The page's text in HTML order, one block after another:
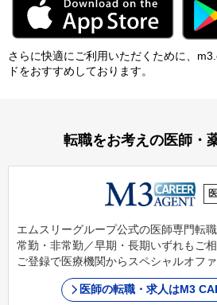
さらに快適にご利⽤いただくために、
ドをおすすめしております。
転職をお考えの医師・
エムスリーグループ公式の医師専門転職
常勤・非常勤／早期・長期いずれもご相
ご登録で医療機関からスペシャルオフ
医師の転職・求人はM3